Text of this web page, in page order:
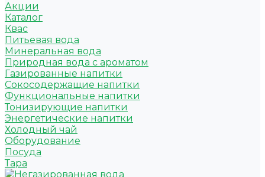
Акции
Каталог
Квас
Питьевая вода
Минеральная вода
Природная вода с ароматом
Газированные напитки
Сокосодержащие напитки
Функциональные напитки
Тонизирующие напитки
Энергетические напитки
Холодный чай
Оборудование
Посуда
Тара